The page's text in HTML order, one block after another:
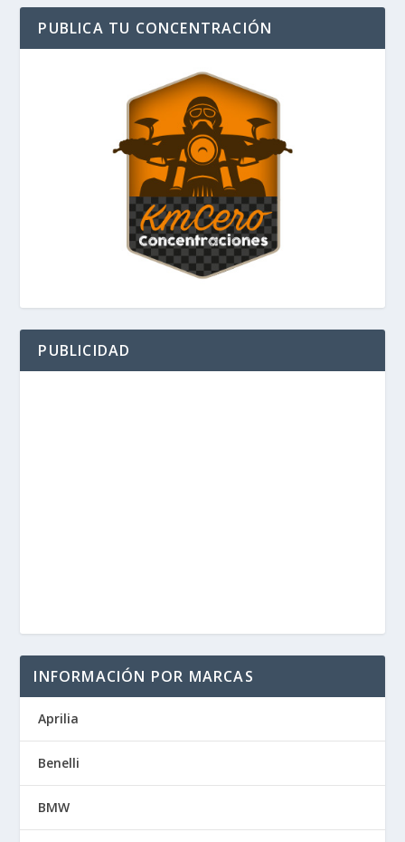
PUBLICA TU CONCENTRACIÓN
PUBLICIDAD
INFORMACIÓN POR MARCAS
Aprilia
Benelli
BMW